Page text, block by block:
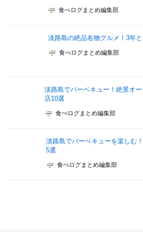
食べログまとめ編集部
淡路島の絶品名物グルメ！3年
食べログまとめ編集部
淡路島でバーベキュー！絶景オ
店10選
食べログまとめ編集部
淡路島でバーベキューを楽しむ
5選
食べログまとめ編集部